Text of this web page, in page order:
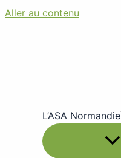
Aller au contenu
L’ASA Normandie